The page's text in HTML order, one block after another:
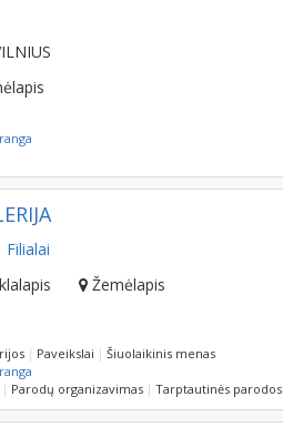
Filialai
Žemėlapis
Paveikslai
Šiuolaikinis menas
Parodų organizavimas Tarptautinės parodos